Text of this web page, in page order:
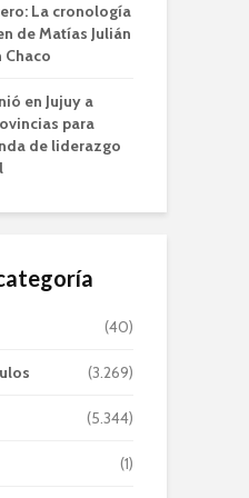
La cronología
de Matías Julián
Chaco
en Jujuy a
para
de liderazgo
(40)
(3.269)
(5.344)
(1)